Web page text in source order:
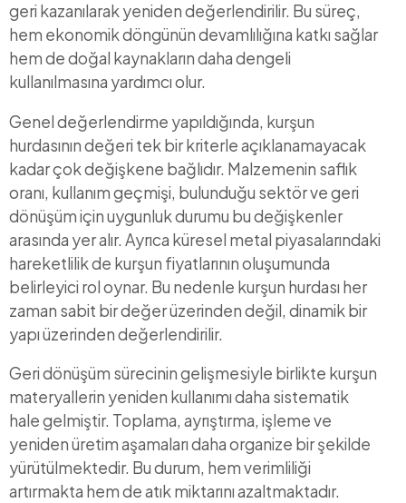
geri kazanılarak yeniden değerlendirilir. Bu süreç,
hem ekonomik döngünün devamlılığına katkı sağlar
hem de doğal kaynakların daha dengeli
kullanılmasına yardımcı olur.
Genel değerlendirme yapıldığında, kurşun
hurdasının değeri tek bir kriterle açıklanamayacak
kadar çok değişkene bağlıdır. Malzemenin saflık
oranı, kullanım geçmişi, bulunduğu sektör ve geri
dönüşüm için uygunluk durumu bu değişkenler
arasında yer alır. Ayrıca küresel metal piyasalarındaki
hareketlilik de kurşun fiyatlarının oluşumunda
belirleyici rol oynar. Bu nedenle kurşun hurdası her
zaman sabit bir değer üzerinden değil, dinamik bir
yapı üzerinden değerlendirilir.
Geri dönüşüm sürecinin gelişmesiyle birlikte kurşun
materyallerin yeniden kullanımı daha sistematik
hale gelmiştir. Toplama, ayrıştırma, işleme ve
yeniden üretim aşamaları daha organize bir şekilde
yürütülmektedir. Bu durum, hem verimliliği
artırmakta hem de atık miktarını azaltmaktadır.